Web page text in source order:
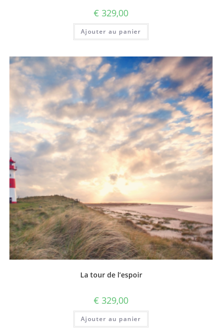
€ 329,00
Ajouter au panier
La tour de l’espoir
€ 329,00
Ajouter au panier